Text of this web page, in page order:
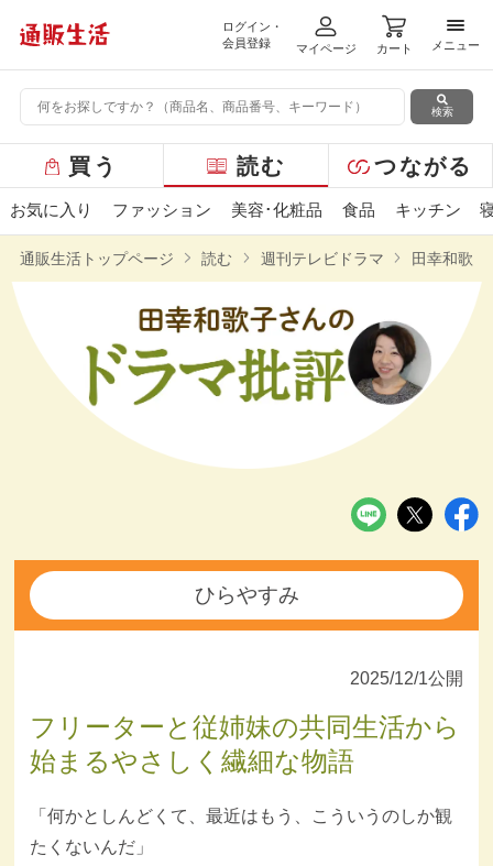
ログイン・
会員登録
マイページ カート
メニ
メニュー
検索
ー
バ
ニ
買う 読む つながる
お気に入り ファッション 美容･化粧品 食品 キッチン
通販生活トップページ 読む 週刊テレビドラマ 田幸和歌
ひらやすみ
2025/12/1公開
フリーターと従姉妹の共同生活から
始まるやさしく繊細な物語
「何かとしんどくて、最近はもう、こういうのしか観
たくないんだ」